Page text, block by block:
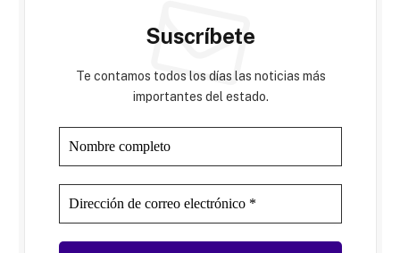
Suscríbete
Te contamos todos los días las noticias más
importantes del estado.